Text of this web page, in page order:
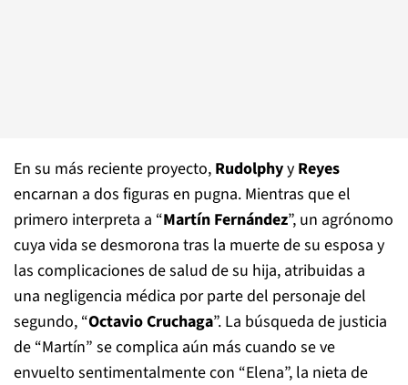
En su más reciente proyecto, Rudolphyy Reyes
encarnan a dos figuras en pugna. Mientras que el
primero interpreta a “Martín Fernández”, un agrónomo
cuya vida se desmorona tras la muerte de su esposa y
las complicaciones de salud de su hija, atribuidas a
una negligencia médica por parte del personaje del
segundo, “Octavio Cruchaga”. La búsqueda de justicia
de “Martín” se complica aún más cuando se ve
envuelto sentimentalmente con “Elena”, la nieta de